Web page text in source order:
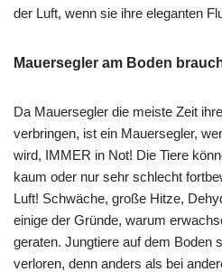
der Luft, wenn sie ihre eleganten
Mauersegler am Boden
Da Mauersegler die meiste Zeit
verbringen, ist ein Mauersegler,
wird, IMMER in Not! Die Tiere
kaum oder nur sehr schlecht
Luft! Schwäche, große Hitze,
einige der Gründe, warum
geraten. Jungtiere auf dem Boden
verloren, denn anders als bei